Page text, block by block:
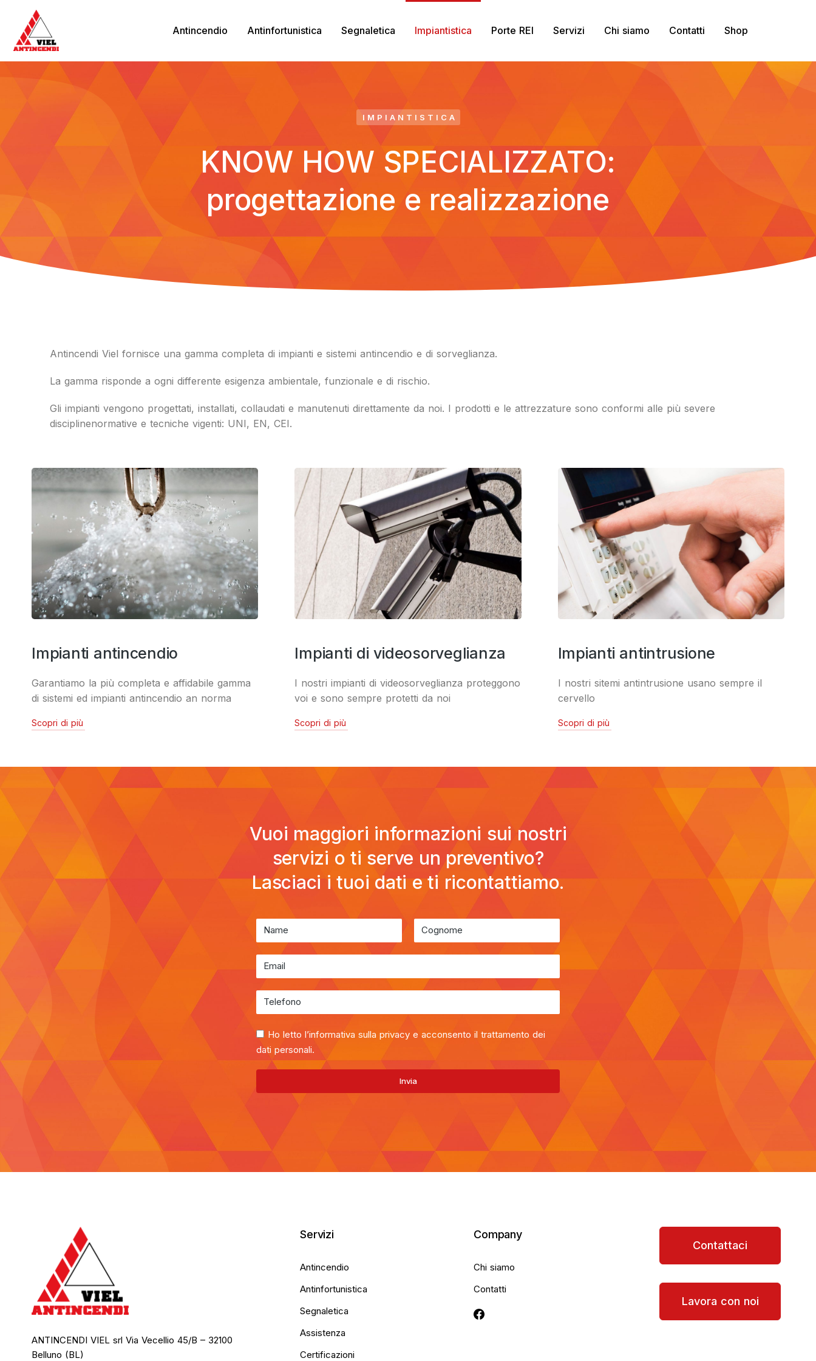
Antincendio Antinfortunistica Segnaletica Impiantistica Porte REI Servizi Chi siamo Contatti Shop
IMPIANTISTICA
KNOW HOW SPECIALIZZATO:
progettazione e realizzazione
Antincendi Viel fornisce una gamma completa di impianti e sistemi antincendio e di sorveglianza.
La gamma risponde a ogni differente esigenza ambientale, funzionale e di rischio.
Gli impianti vengono progettati, installati, collaudati e manutenuti direttamente da noi. I prodotti e le attrezzature sono conformi alle più severe
disciplinenormative e tecniche vigenti: UNI, EN, CEI.
Impianti antincendio
Garantiamo la più completa e affidabile gamma
di sistemi ed impianti antincendio an norma
Scopri di più
Impianti di videosorveglianza
I nostri impianti di videosorveglianza proteggono
voi e sono sempre protetti da noi
Scopri di più
Impianti antintrusione
I nostri sitemi antintrusione usano sempre il
cervello
Scopri di più
Vuoi maggiori informazioni sui nostri
servizi o ti serve un preventivo?
Lasciaci i tuoi dati e ti ricontattiamo.
Ho letto l’informativa sulla privacy e acconsento il trattamento dei
dati personali.
Invia
ANTINCENDI VIEL srl Via Vecellio 45/B – 32100
Belluno (BL)
Servizi
Antincendio
Antinfortunistica
Segnaletica
Assistenza
Certificazioni
Company
Chi siamo
Contatti
Contattaci
Lavora con noi